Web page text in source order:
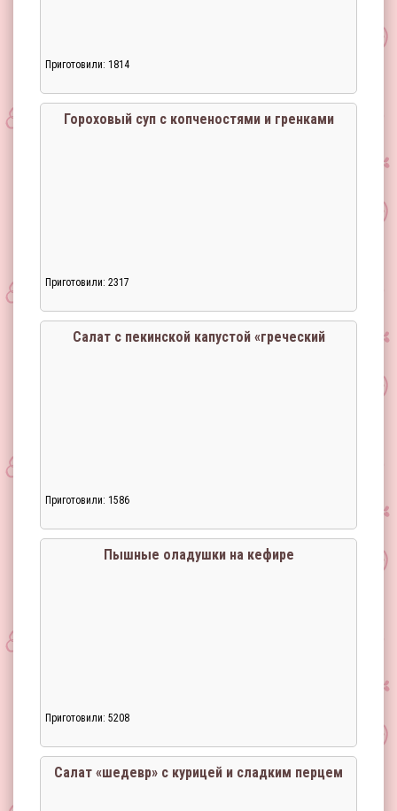
Приготовили: 1814
Гороховый суп с копченостями и гренками
Приготовили: 2317
Салат с пекинской капустой «греческий
Приготовили: 1586
Пышные оладушки на кефире
Приготовили: 5208
Салат «шедевр» с курицей и сладким перцем